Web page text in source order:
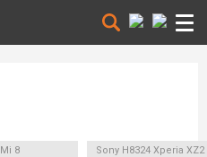
8 Sony H8324 Xperia